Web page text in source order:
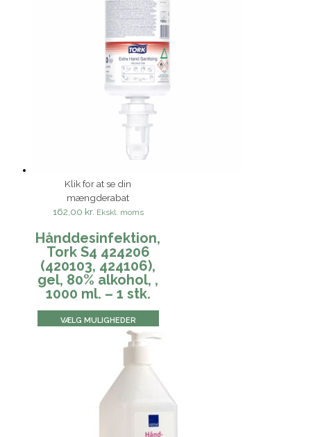
Klik for at se din
mængderabat
162,00 kr. Ekskl. moms
Hånddesinfektion,
Tork S4 424206
(420103, 424106),
gel, 80% alkohol, ,
1000 ml. – 1 stk.
VÆLG MULIGHEDER